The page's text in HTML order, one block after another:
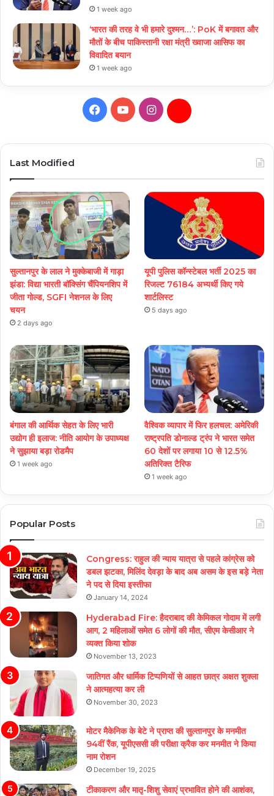
1 week ago
‘भारत की तरह वे भी हमारे दुश्मन…’: PoK में बगावत और
मौतों के बीच पाकिस्तानी रक्षा मंत्री ख्वाजा आसिफ का
विवादित बयान
1 week ago
Facebook
YouTubeInstagramDaily
Last Modified
सुल्तानपुर के लाल ने मुक्केबाजी में गाड़ा
झंडा: विद्या भारती बॉक्सिंग चैंपियनशिप में
जीता गोल्ड, SGFI नेशनल के लिए
चयन
2 days ago
यूपी पुलिस कॉन्स्टेबल भर्ती 2025 का
रिजल्ट 76184 अभ्यर्थी किए गये
शार्टलिस्ट
5 days ago
बंगाल की आर्थिक सेहत के लिए भारी
उद्योग ही इलाज: नीत‌ि आयोग के उपाध्यक्ष
ने सुझाया बड़ा रोडमैप
1 week ago
वैश्विक व्यापार में फिर हलचल: अमेरिकी
राष्ट्रपति डोनाल्ड ट्रंप ने भारत समेत
60 देशों पर लगाया 10 से 12.5%
अतिरिक्त टैरिफ
1 week ago
Popular Posts
Congress: राहुल की न्याय यात्रा से पहले कांग्रेस को
डबल झटका, मिलिंद देवड़ा के बाद अब असम के इस बड़े नेता
ने पद से दिया इस्तीफा
January 14, 2024
Hyderabad Fire: हैदराबाद की केमिकल गोदाम में लगी
आग, 2 महिलाओं समेत 6 लोगों की मौत, सीएम केसीआर ने
व्यक्त किया शोक
November 13, 2023
जातिगत और धार्मिक टिप्पणियों से आहत छात्र अक्षत शुक्ला
ने आत्महत्या कर ली
November 30, 2023
मोटर मैकेनिक के बेटे ने प्राप्त की सुल्तानपुर के मनमीत
94वीं रैंक, यूपीएससी की परीक्षा क्रैक कर मनमीत ने किया
नाम रोशन
December 19, 2025
टीकाकरण और मातृ-शिशु सेवाएं प्रभावित होने की आशंका,